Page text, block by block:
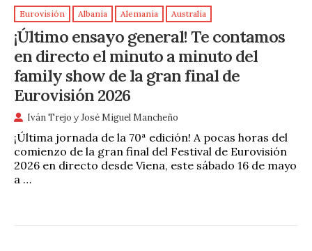
Eurovisión Albania Alemania Australia
¡Último ensayo general! Te contamos
en directo el minuto a minuto del
family show de la gran final de
Eurovisión 2026
Iván Trejo yJosé Miguel Mancheño
¡Última jornada de la 70ª edición! A pocas horas del
comienzo de la gran final del Festival de Eurovisión
2026 en directo desde Viena, este sábado 16 de mayo
a …